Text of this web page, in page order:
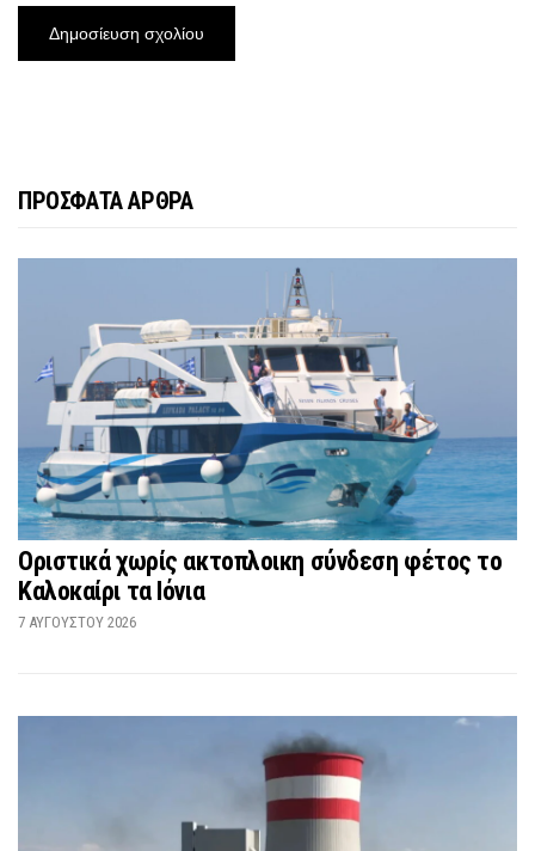
ΠΡΟΣΦΑΤΑ ΑΡΘΡΑ
Οριστικά χωρίς ακτοπλοικη σύνδεση φέτος το
Καλοκαίρι τα Ιόνια
7 ΑΥΓΟΎΣΤΟΥ 2026